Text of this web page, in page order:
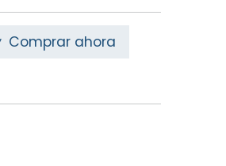
Comprar ahora